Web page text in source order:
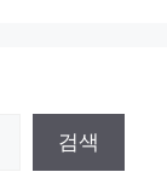
검색